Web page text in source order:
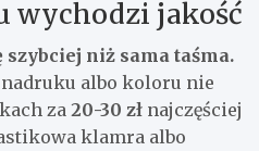
wychodzi jakość
niż sama taśma.
albo koloru nie
za 20-30 zł najczęściej
klamra albo